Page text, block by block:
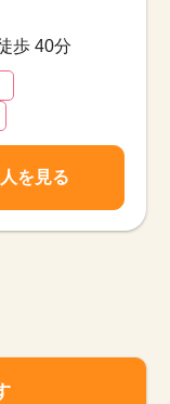
歩 40分
を見る